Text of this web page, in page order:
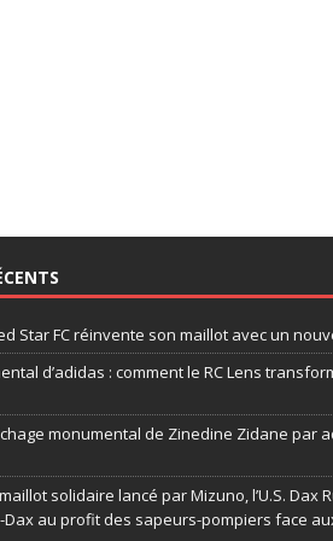
Star FC réinvente son maillot avec un
d’adidas : comment le RC Lens
monumental de Zinedine Zidane par
solidaire lancé par Mizuno, l’U.S. Dax
Dax au profit des sapeurs-pompiers face